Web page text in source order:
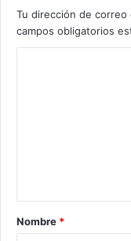
Tu dirección de
campos obligatorios
Nombre *